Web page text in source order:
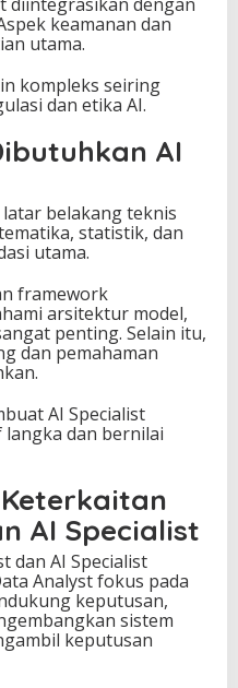
keamanan dan
utama.
kompleks seiring
dan etika AI.
AI
belakang teknis
statistik, dan
utama.
framework
arsitektur model,
penting. Selain itu,
dan pemahaman
AI Specialist
dan bernilai
AI Specialist
dan AI Specialist
Analyst fokus pada
keputusan,
sistem
keputusan